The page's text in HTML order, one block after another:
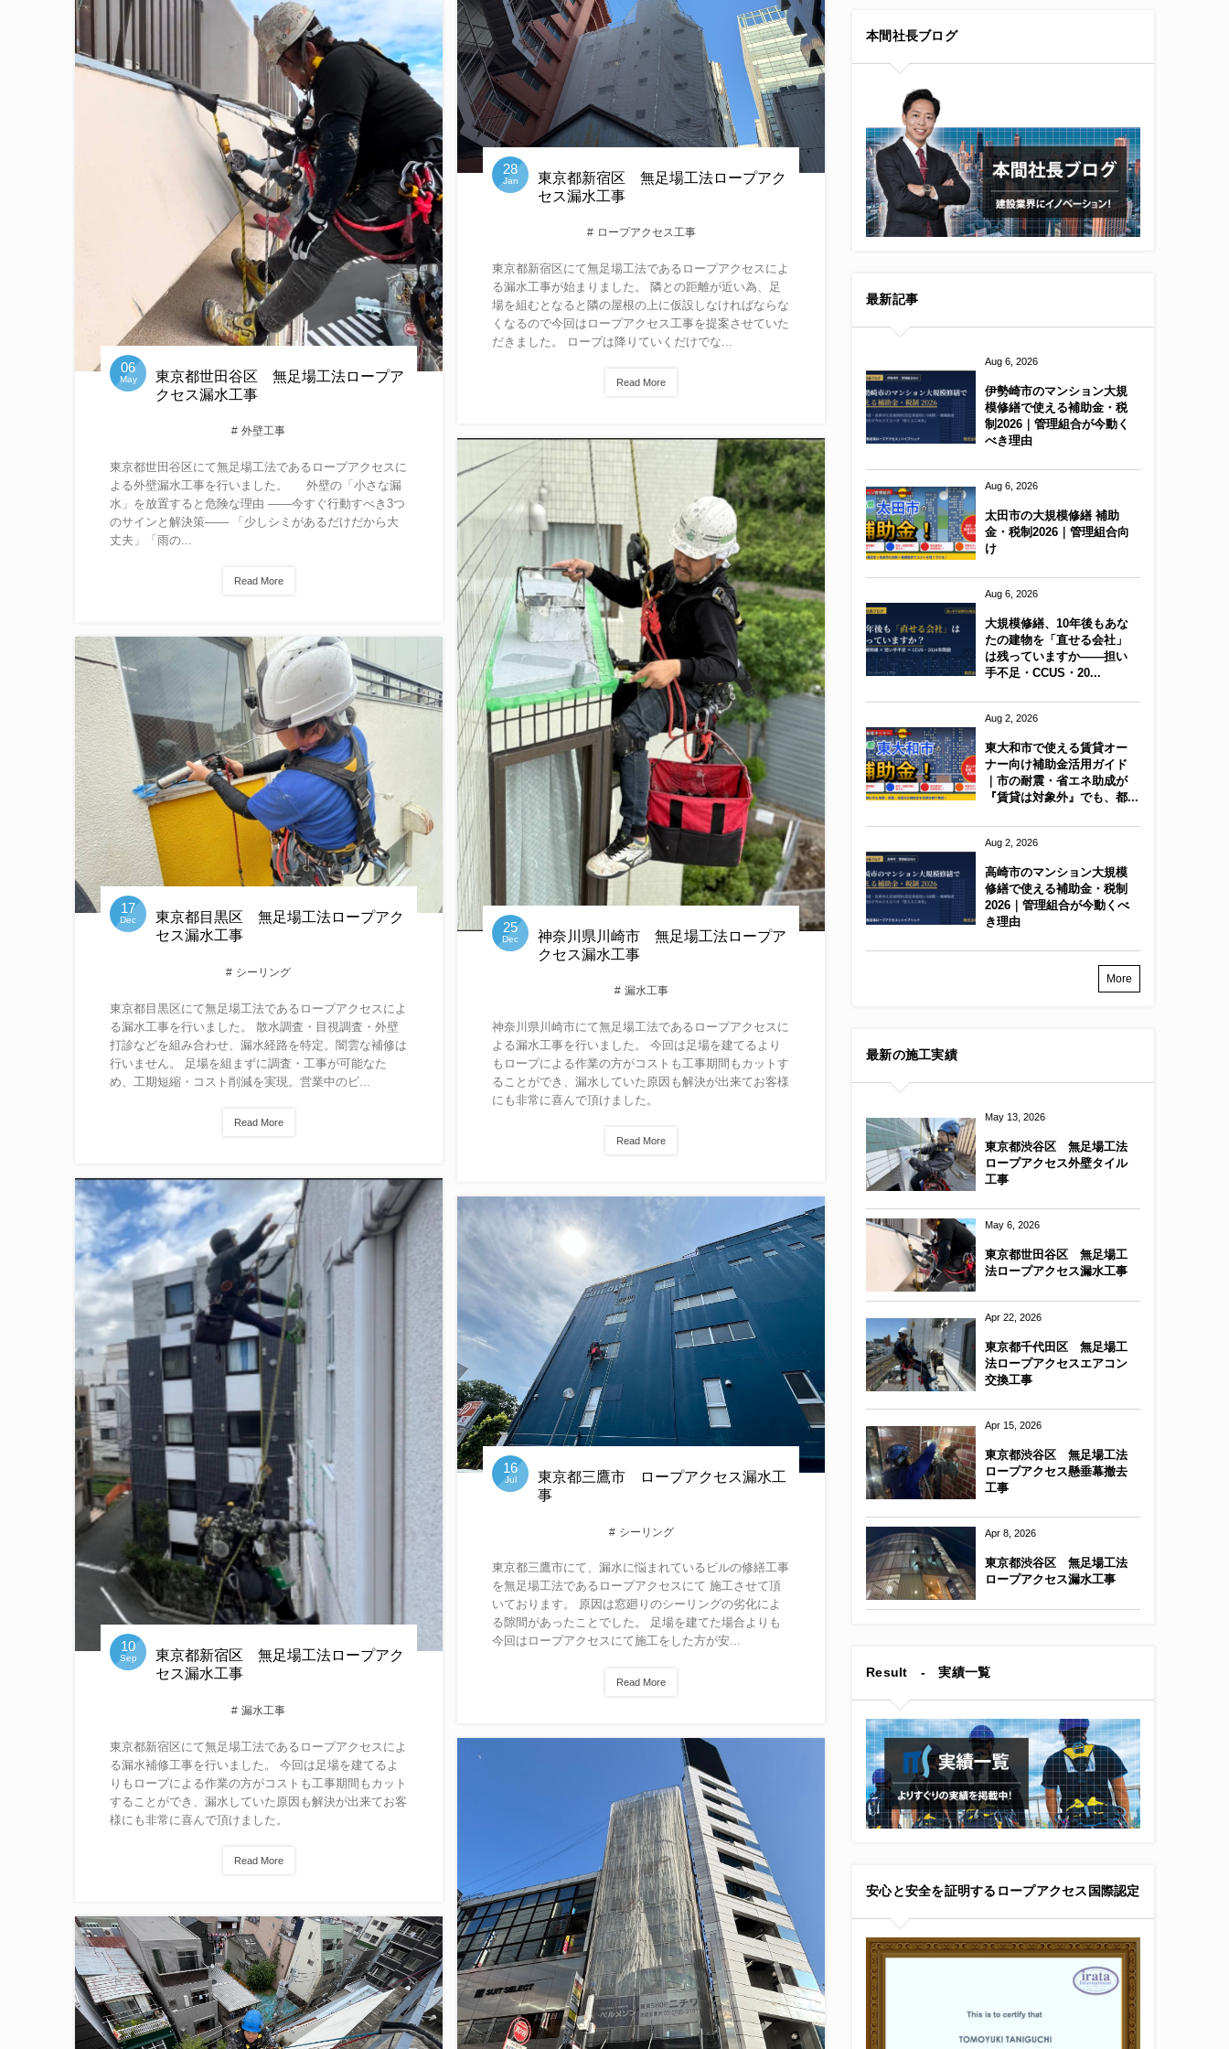
06
May
東京都世田谷区 無足場工法ロープア
クセス漏水工事
外壁工事
東京都世田谷区にて無足場工法であるロープアクセスに
よる外壁漏水工事を行いました。 外壁の「小さな漏
水」を放置すると危険な理由 ——今すぐ行動すべき3つ
のサインと解決策—— 「少しシミがあるだけだから大
丈夫」「雨の...
Read More
28
Jan
東京都新宿区 無足場工法ロープアク
セス漏水工事
ロープアクセス工事
東京都新宿区にて無足場工法であるロープアクセスによ
る漏水工事が始まりました。 隣との距離が近い為、足
場を組むとなると隣の屋根の上に仮設しなければならな
くなるので今回はロープアクセス工事を提案させていた
だきました。 ロープは降りていくだけでな...
Read More
25
Dec
神奈川県川崎市 無足場工法ロープア
クセス漏水工事
漏水工事
神奈川県川崎市にて無足場工法であるロープアクセスに
よる漏水工事を行いました。 今回は足場を建てるより
もロープによる作業の方がコストも工事期間もカットす
ることができ、漏水していた原因も解決が出来てお客様
にも非常に喜んで頂けました。
Read More
17
Dec
東京都目黒区 無足場工法ロープアク
セス漏水工事
シーリング
東京都目黒区にて無足場工法であるロープアクセスによ
る漏水工事を行いました。 散水調査・目視調査・外壁
打診などを組み合わせ、漏水経路を特定。闇雲な補修は
行いません。 足場を組まずに調査・工事が可能なた
め、工期短縮・コスト削減を実現。営業中のビ...
Read More
10
Sep
東京都新宿区 無足場工法ロープアク
セス漏水工事
漏水工事
東京都新宿区にて無足場工法であるロープアクセスによ
る漏水補修工事を行いました。 今回は足場を建てるよ
りもロープによる作業の方がコストも工事期間もカット
することができ、漏水していた原因も解決が出来てお客
様にも非常に喜んで頂けました。
Read More
16
Jul
東京都三鷹市 ロープアクセス漏水工
事
シーリング
東京都三鷹市にて、漏水に悩まれているビルの修繕工事
を無足場工法であるロープアクセスにて 施工させて頂
いております。 原因は窓廻りのシーリングの劣化によ
る隙間があったことでした。 足場を建てた場合よりも
今回はロープアクセスにて施工をした方が安...
Read More
本間社長ブログ
最新記事
Aug 6, 2026
伊勢崎市のマンション大規
模修繕で使える補助金・税
制2026｜管理組合が今動く
べき理由
Aug 6, 2026
太田市の大規模修繕 補助
金・税制2026｜管理組合向
け
Aug 6, 2026
大規模修繕、10年後もあな
たの建物を「直せる会社」
は残っていますか——担い
手不足・CCUS・20...
Aug 2, 2026
東大和市で使える賃貸オー
ナー向け補助金活用ガイド
｜市の耐震・省エネ助成が
『賃貸は対象外』でも、都...
Aug 2, 2026
高崎市のマンション大規模
修繕で使える補助金・税制
2026｜管理組合が今動くべ
き理由
More
最新の施工実績
May 13, 2026
東京都渋谷区 無足場工法
ロープアクセス外壁タイル
工事
May 6, 2026
東京都世田谷区 無足場工
法ロープアクセス漏水工事
Apr 22, 2026
東京都千代田区 無足場工
法ロープアクセスエアコン
交換工事
Apr 15, 2026
東京都渋谷区 無足場工法
ロープアクセス懸垂幕撤去
工事
Apr 8, 2026
東京都渋谷区 無足場工法
ロープアクセス漏水工事
Result - 実績一覧
安心と安全を証明するロープアクセス国際認定